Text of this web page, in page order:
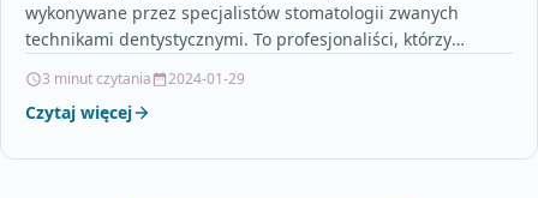
wykonywane przez specjalistów stomatologii zwanych
technikami dentystycznymi. To profesjonaliści, którzy
3 minut czytania 2024-01-29
Czytaj więcej